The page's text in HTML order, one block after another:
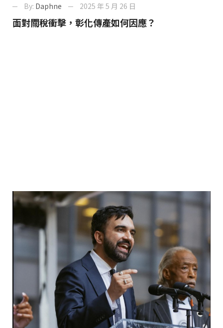
By: Daphne 2025 年 5 月 26 日
面對關稅衝擊，彰化傳產如何因應？